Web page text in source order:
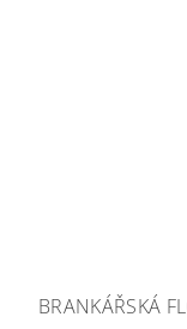
BRANKÁŘSKÁ